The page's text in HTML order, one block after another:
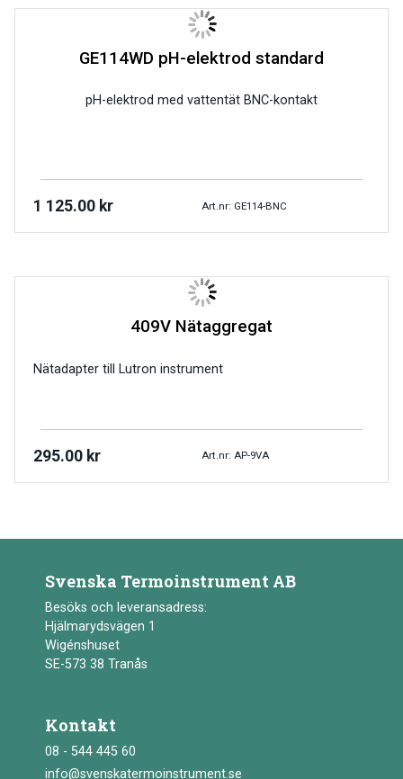
GE114WD pH-elektrod standard
pH-elektrod med vattentät BNC-kontakt
1 125.00 kr Art.nr: GE114-BNC
409V Nätaggregat
Nätadapter till Lutron instrument
295.00 kr Art.nr: AP-9VA
Svenska Termoinstrument AB
Besöks och leveransadress:
Hjälmarydsvägen 1
Wigénshuset
SE-573 38 Tranås
Kontakt
08 - 544 445 60
info@svenskatermoinstrument.se